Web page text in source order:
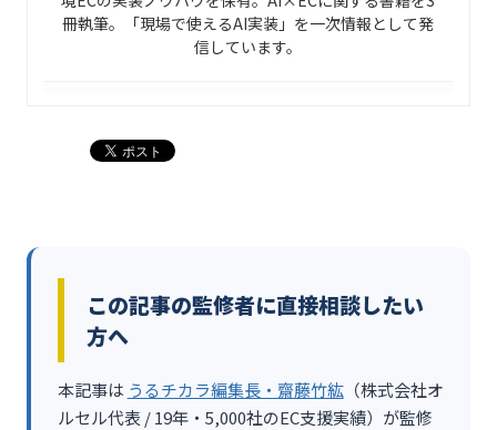
冊執筆。「現場で使えるAI実装」を一次情報として発
信しています。
この記事の監修者に直接相談したい
方へ
本記事は うるチカラ編集長・齋藤竹紘（株式会社オ
ルセル代表 / 19年・5,000社のEC支援実績）が監修